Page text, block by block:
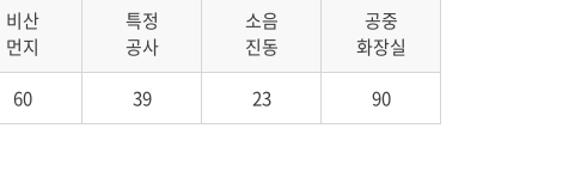
비산
먼지
특정
공사
소음
진동
공중
화장실
60 39 23 90